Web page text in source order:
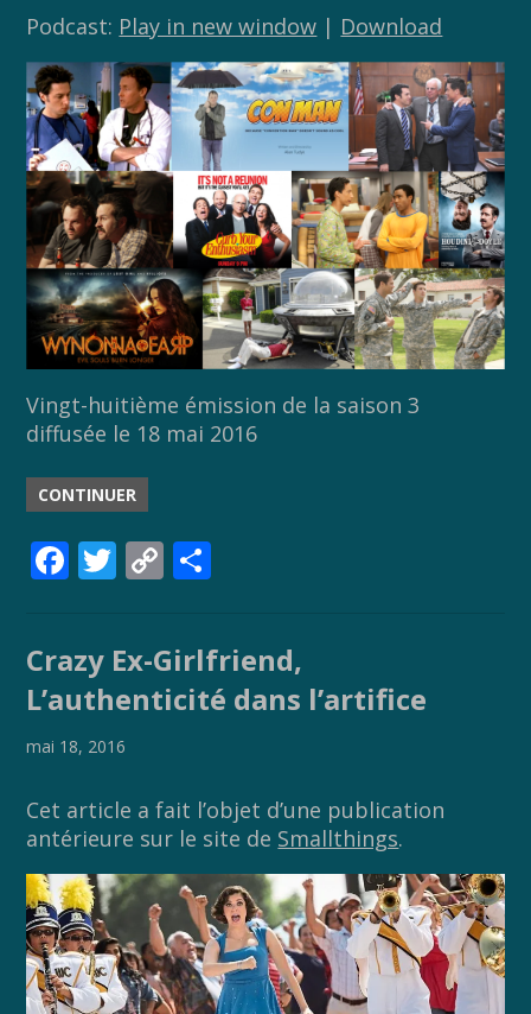
Podcast: Play in new window | Download
Vingt-huitième émission de la saison 3
diffusée le 18 mai 2016
CONTINUER
F
b
o
o
T
er
C
p
y
Li
ta
g
er
Crazy Ex-Girlfriend,
L’authenticité dans l’artifice
mai 18, 2016
Cet article a fait l’objet d’une publication
antérieure sur le site de Smallthings.